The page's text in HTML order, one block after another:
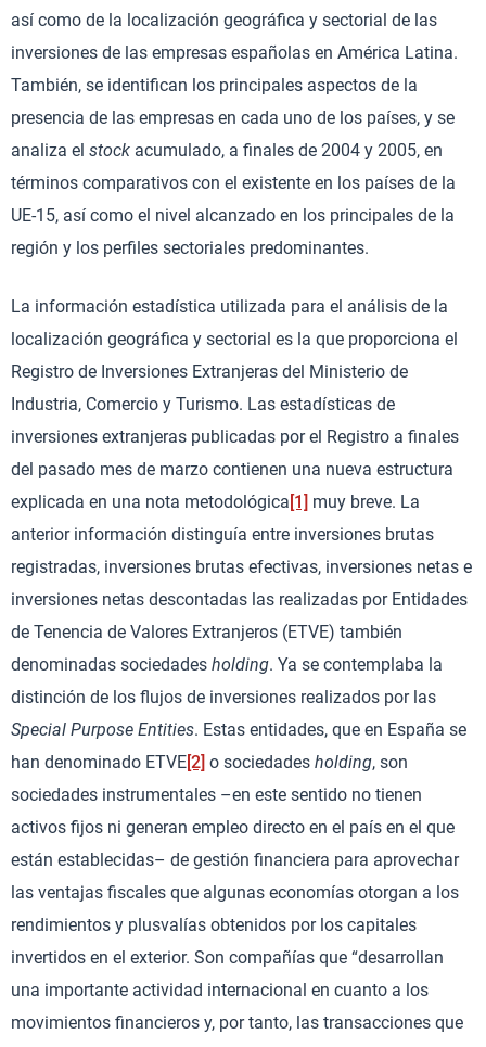
así como de la localización geográfica y sectorial de las
inversiones de las empresas españolas en América Latina.
También, se identifican los principales aspectos de la
presencia de las empresas en cada uno de los países, y se
analiza el stock acumulado, a finales de 2004 y 2005, en
términos comparativos con el existente en los países de la
UE-15, así como el nivel alcanzado en los principales de la
región y los perfiles sectoriales predominantes.
La información estadística utilizada para el análisis de la
localización geográfica y sectorial es la que proporciona el
Registro de Inversiones Extranjeras del Ministerio de
Industria, Comercio y Turismo. Las estadísticas de
inversiones extranjeras publicadas por el Registro a finales
del pasado mes de marzo contienen una nueva estructura
explicada en una nota metodológica [1] muy breve. La
anterior información distinguía entre inversiones brutas
registradas, inversiones brutas efectivas, inversiones netas e
inversiones netas descontadas las realizadas por Entidades
de Tenencia de Valores Extranjeros (ETVE) también
denominadas sociedades holding. Ya se contemplaba la
distinción de los flujos de inversiones realizados por las
Special Purpose Entities. Estas entidades, que en España se
han denominado ETVE[2] o sociedades holding, son
sociedades instrumentales –en este sentido no tienen
activos fijos ni generan empleo directo en el país en el que
están establecidas– de gestión financiera para aprovechar
las ventajas fiscales que algunas economías otorgan a los
rendimientos y plusvalías obtenidos por los capitales
invertidos en el exterior. Son compañías que “desarrollan
una importante actividad internacional en cuanto a los
movimientos financieros y, por tanto, las transacciones que